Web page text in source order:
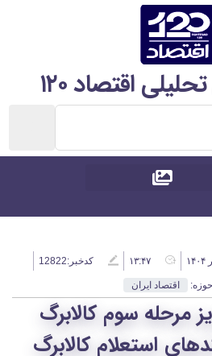
اقتصاد ۱۲۰
۱۳:۴۷ کدخبر:12822
حوزه: اقتصاد ایران
مرحله سوم کالابرگ
استعلام کالابرگ